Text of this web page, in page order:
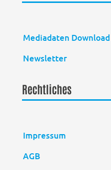
Mediadaten Download
Newsletter
Rechtliches
Impressum
AGB